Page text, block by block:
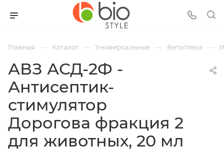
Главная — Каталог — Универсальные — Ветаптека —
АВЗ АСД-2Ф -
Антисептик-
стимулятор
Дорогова фракция 2
для животных, 20 мл